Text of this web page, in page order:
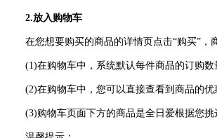
2.放入购物车
在您想要购买的商品的详情页点击“购买”，
(1)在购物车中，系统默认每件商品的订购数
(2)在购物车中，您可以直接查看到商品的优
(3)购物车页面下方的商品是全日爱根据您挑